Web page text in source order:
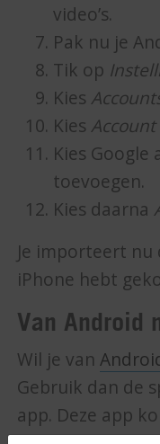
video’s.
Pak nu je
Tik op
Kies
Kies
Kies Google
toevoegen.
Kies daarna
Je importeert nu
iPhone hebt
Van Android
Wil je van
Gebruik dan de
app. Deze app